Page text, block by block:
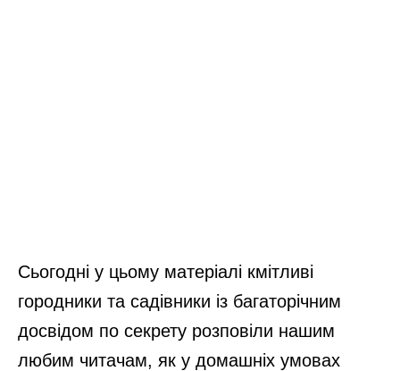
Сьогодні у цьому матеріалі кмітливі
городники та садівники із багаторічним
досвідом по секрету розповіли нашим
любим читачам, як у домашніх умовах